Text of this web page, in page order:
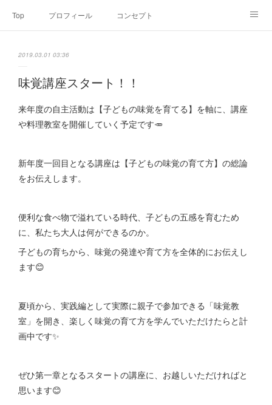
Top プロフィール コンセプト
SNS
2019.03.01 03:36
味覚講座スタート！！
来年度の自主活動は【子どもの味覚を育てる】を軸に、講座
や料理教室を開催していく予定です🥕
新年度一回目となる講座は【子どもの味覚の育て方】の総論
をお伝えします。
便利な食べ物で溢れている時代、子どもの五感を育むため
に、私たち大人は何ができるのか。
子どもの育ちから、味覚の発達や育て方を全体的にお伝えし
ます😊
夏頃から、実践編として実際に親子で参加できる「味覚教
室」を開き、楽しく味覚の育て方を学んでいただけたらと計
画中です✨
ぜひ第一章となるスタートの講座に、お越しいただければと
思います😊